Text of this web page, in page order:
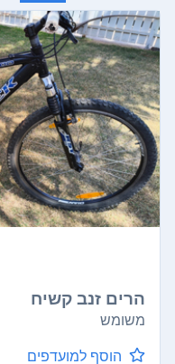
הרים זנב קשיח
משומש
הוסף למועדפים